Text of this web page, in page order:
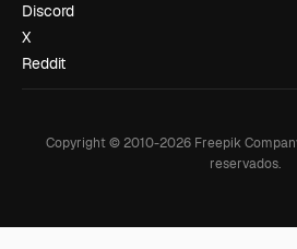
Discord
X
Reddit
Copyright © 2010-2026Freepik
reservados.